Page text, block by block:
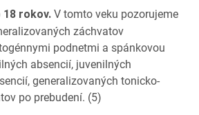
18 rokov. V tomto veku pozorujeme
záchvatov
podnetmi a spánkovou
absencií, juvenilných
generalizovaných tonicko-
po prebudení. (5)